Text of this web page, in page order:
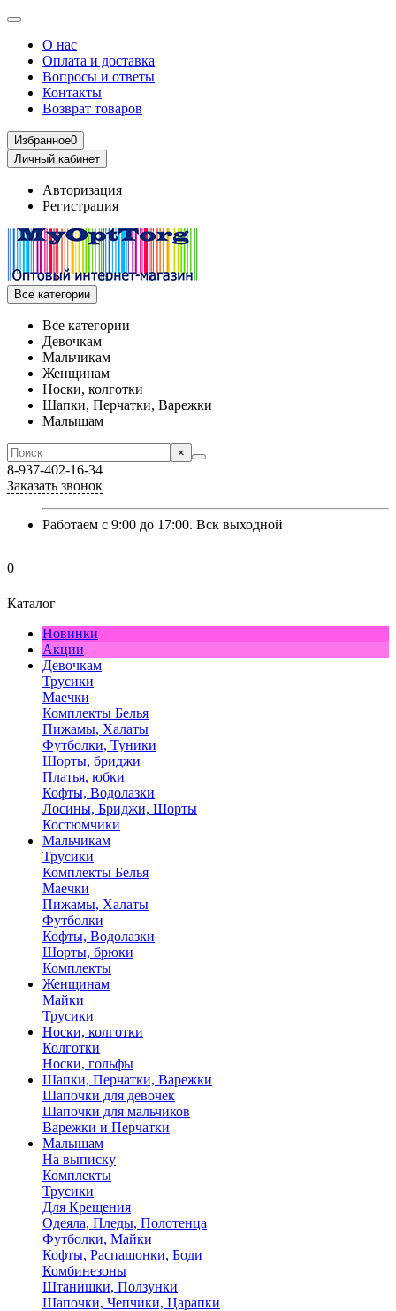
О нас
Оплата и доставка
Вопросы и ответы
Контакты
Возврат товаров
Избранное0
Личный кабинет
Авторизация
Регистрация
Все категории
Все категории
Девочкам
Мальчикам
Женщинам
Носки, колготки
Шапки, Перчатки, Варежки
Малышам
×
8-937-402-16-34
Заказать звонок
Работаем с 9:00 до 17:00. Вск выходной
0
Каталог
Новинки
Акции
Девочкам
Трусики
Маечки
Комплекты Белья
Пижамы, Халаты
Футболки, Туники
Шорты, бриджи
Платья, юбки
Кофты, Водолазки
Лосины, Бриджи, Шорты
Костюмчики
Мальчикам
Трусики
Комплекты Белья
Маечки
Пижамы, Халаты
Футболки
Кофты, Водолазки
Шорты, брюки
Комплекты
Женщинам
Майки
Трусики
Носки, колготки
Колготки
Носки, гольфы
Шапки, Перчатки, Варежки
Шапочки для девочек
Шапочки для мальчиков
Варежки и Перчатки
Малышам
На выписку
Комплекты
Трусики
Для Крещения
Одеяла, Пледы, Полотенца
Футболки, Майки
Кофты, Распашонки, Боди
Комбинезоны
Штанишки, Ползунки
Шапочки, Чепчики, Царапки